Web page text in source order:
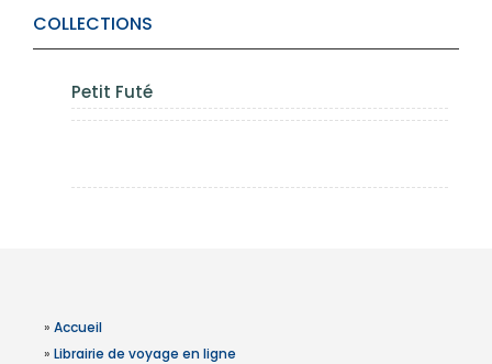
COLLECTIONS
Petit Futé
» Accueil
» Librairie de voyage en ligne